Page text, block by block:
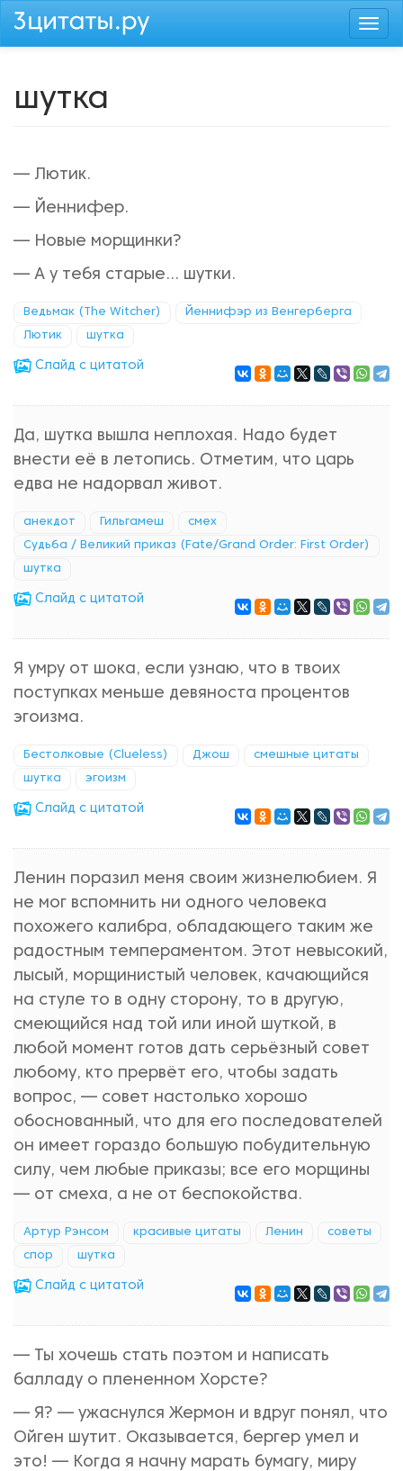
Перейти
шутка
— Лютик.
— Йеннифер.
— Новые морщинки?
— А у тебя старые... шутки.
Ведьмак (The Witcher) Йеннифэр из Венгерберга
Лютик шутка
Cлайд с цитатой
Да, шутка вышла неплохая. Надо будет
внести её в летопись. Отметим, что царь
едва не надорвал живот.
анекдот Гильгамеш смех
Судьба / Великий приказ (Fate/Grand Order: First Order)
шутка
Cлайд с цитатой
Я умру от шока, если узнаю, что в твоих
поступках меньше девяноста процентов
эгоизма.
Бестолковые (Clueless) Джош смешные цитаты
шутка эгоизм
Cлайд с цитатой
Ленин поразил меня своим жизнелюбием. Я
не мог вспомнить ни одного человека
похожего калибра, обладающего таким же
радостным темпераментом. Этот невысокий,
лысый, морщинистый человек, качающийся
на стуле то в одну сторону, то в другую,
смеющийся над той или иной шуткой, в
любой момент готов дать серьёзный совет
любому, кто прервёт его, чтобы задать
вопрос, — совет настолько хорошо
обоснованный, что для его последователей
он имеет гораздо большую побудительную
силу, чем любые приказы; все его морщины
— от смеха, а не от беспокойства.
Артур Рэнсом красивые цитаты Ленин советы
спор шутка
Cлайд с цитатой
— Ты хочешь стать поэтом и написать
балладу о плененном Хорсте?
— Я? — ужаснулся Жермон и вдруг понял, что
Ойген шутит. Оказывается, бергер умел и
это! — Когда я начну марать бумагу, миру